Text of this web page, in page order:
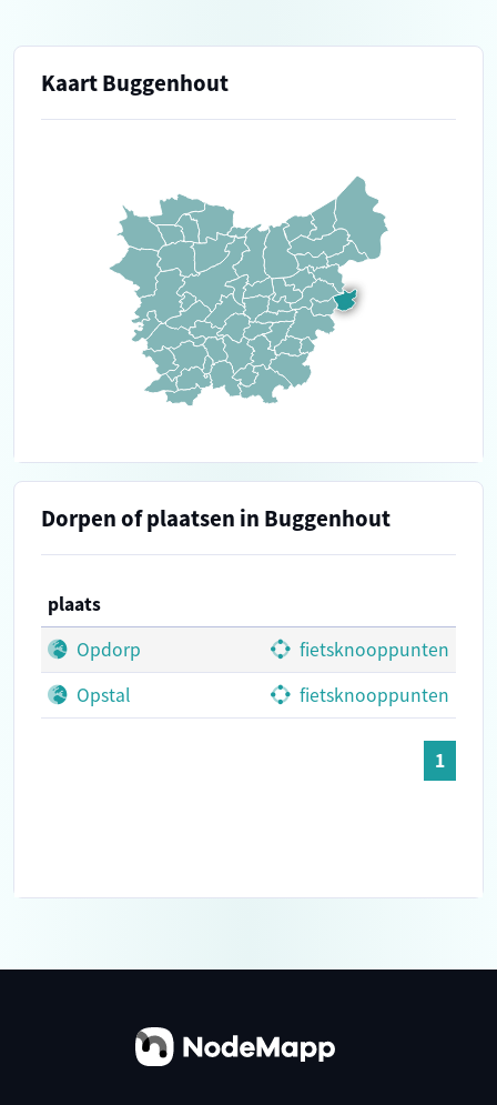
Kaart Buggenhout
Dorpen of plaatsen in Buggenhout
plaats
Opdorp
fietsknooppunten
Opstal
fietsknooppunten
1